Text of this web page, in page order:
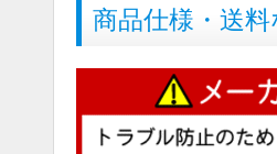
商品仕様・送